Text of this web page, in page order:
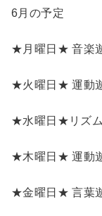
6月の予定
★月曜日★ 音楽
★火曜日★ 運動
★水曜日★リズ
★木曜日★ 運動
★金曜日★ 言葉